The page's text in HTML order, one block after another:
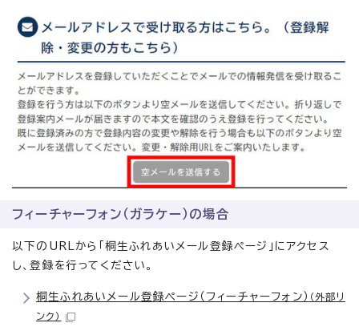
フィーチャーフォン（ガラケー）の場合
以下のURLから「桐生ふれあいメール登録ページ」にアクセス
し、登録を行ってください。
桐生ふれあいメール登録ページ（フィーチャーフォン） （外部リ
ンク）